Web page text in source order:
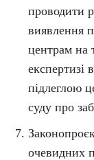
проводити
виявлення
центрам на
експертизі
підлеглою
суду про
очевидних